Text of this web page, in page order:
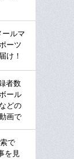
ールマ
ーツ
け！
者数
ール
どの
画で
で
を見